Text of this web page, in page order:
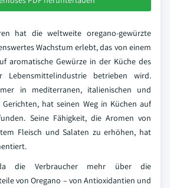
hat die weltweite oregano-gewürzte
Wachstum erlebt, das von einem
aromatische Gewürze in der Küche des
betrieben wird.
in mediterranen, italienischen und
hat seinen Weg in Küchen auf
Seine Fähigkeit, die Aromen von
Fleisch und Salaten zu erhöhen, hat
die Verbraucher mehr über die
von Oregano – von Antioxidantien und